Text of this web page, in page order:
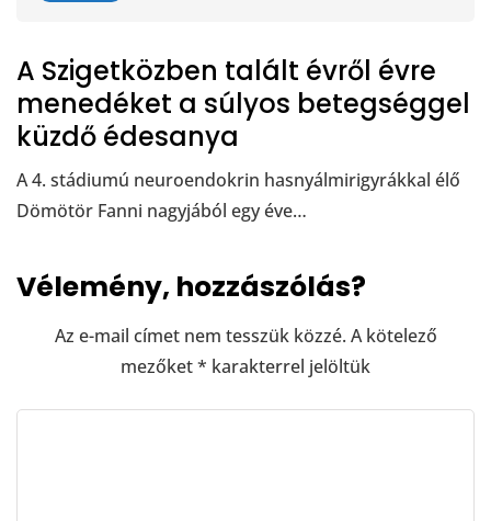
A Szigetközben talált évről évre
menedéket a súlyos betegséggel
küzdő édesanya
A 4. stádiumú neuroendokrin hasnyálmirigyrákkal élő
Dömötör Fanni nagyjából egy éve…
Vélemény, hozzászólás?
Az e-mail címet nem tesszük közzé. A kötelező
mezőket* karakterrel jelöltük